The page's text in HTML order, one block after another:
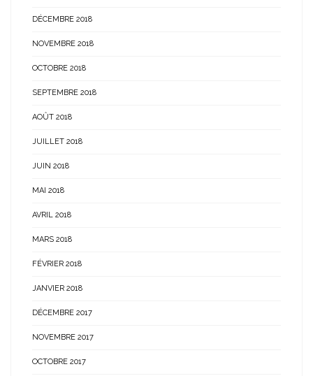
DÉCEMBRE 2018
NOVEMBRE 2018
OCTOBRE 2018
SEPTEMBRE 2018
AOÛT 2018
JUILLET 2018
JUIN 2018
MAI 2018
AVRIL 2018
MARS 2018
FÉVRIER 2018
JANVIER 2018
DÉCEMBRE 2017
NOVEMBRE 2017
OCTOBRE 2017